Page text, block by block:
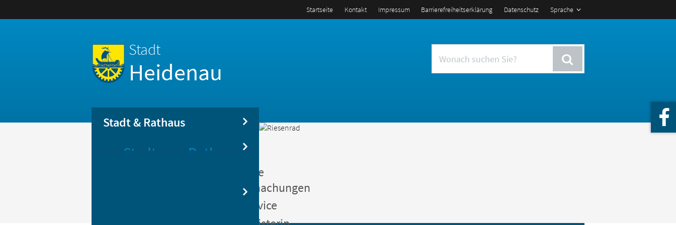
Sprache
Startseite Kontakt Impressum Barrierefreiheitserklärung Datenschutz
Stadt
Heidenau
Stadt & Rathaus
Stadt Rathaus
Öffentliche
Bekanntmachungen
Bürgerservice